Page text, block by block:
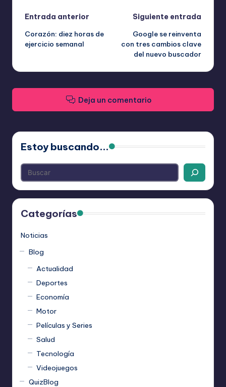
Navegación
de
Entrada anterior
Corazón: diez horas de
ejercicio semanal
Siguiente entrada
Google se reinventa
con tres cambios clave
del nuevo buscador
Deja un comentario
Estoy buscando...
Categorías
Noticias
Blog
Actualidad
Deportes
Economía
Motor
Películas y Series
Salud
Tecnología
Videojuegos
QuizBlog